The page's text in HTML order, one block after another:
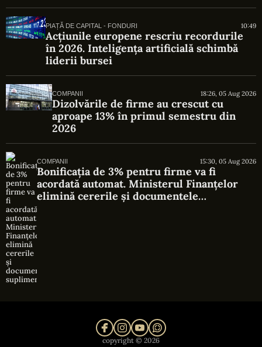
PIAȚĂ DE CAPITAL - FONDURI 10:49
Acțiunile europene rescriu recordurile
în 2026. Inteligența artificială schimbă
liderii bursei
COMPANII 18:26, 05 Aug 2026
Dizolvările de firme au crescut cu
aproape 13% în primul semestru din
2026
COMPANII 15:30, 05 Aug 2026
Bonificația de 3% pentru firme va fi
acordată automat. Ministerul Finanțelor
elimină cererile și documentele
copyright © 2026